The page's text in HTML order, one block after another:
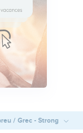
/ Grec - Strong